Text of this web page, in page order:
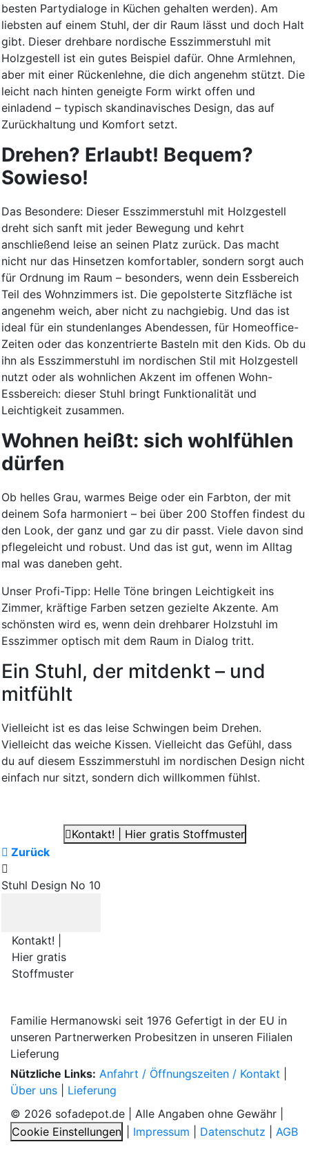
besten Partydialoge in Küchen gehalten werden). Am
liebsten auf einem Stuhl, der dir Raum lässt und doch Halt
gibt. Dieser drehbare nordische Esszimmerstuhl mit
Holzgestell ist ein gutes Beispiel dafür. Ohne Armlehnen,
aber mit einer Rückenlehne, die dich angenehm stützt. Die
leicht nach hinten geneigte Form wirkt offen und
einladend – typisch skandinavisches Design, das auf
Zurückhaltung und Komfort setzt.
Drehen? Erlaubt! Bequem?
Sowieso!
Das Besondere: Dieser Esszimmerstuhl mit Holzgestell
dreht sich sanft mit jeder Bewegung und kehrt
anschließend leise an seinen Platz zurück. Das macht
nicht nur das Hinsetzen komfortabler, sondern sorgt auch
für Ordnung im Raum – besonders, wenn dein Essbereich
Teil des Wohnzimmers ist. Die gepolsterte Sitzfläche ist
angenehm weich, aber nicht zu nachgiebig. Und das ist
ideal für ein stundenlanges Abendessen, für Homeoffice-
Zeiten oder das konzentrierte Basteln mit den Kids. Ob du
ihn als Esszimmerstuhl im nordischen Stil mit Holzgestell
nutzt oder als wohnlichen Akzent im offenen Wohn-
Essbereich: dieser Stuhl bringt Funktionalität und
Leichtigkeit zusammen.
Wohnen heißt: sich wohlfühlen
dürfen
Ob helles Grau, warmes Beige oder ein Farbton, der mit
deinem Sofa harmoniert – bei über 200 Stoffen findest du
den Look, der ganz und gar zu dir passt. Viele davon sind
pflegeleicht und robust. Und das ist gut, wenn im Alltag
mal was daneben geht.
Unser Profi-Tipp: Helle Töne bringen Leichtigkeit ins
Zimmer, kräftige Farben setzen gezielte Akzente. Am
schönsten wird es, wenn dein drehbarer Holzstuhl im
Esszimmer optisch mit dem Raum in Dialog tritt.
Ein Stuhl, der mitdenkt – und
mitfühlt
Vielleicht ist es das leise Schwingen beim Drehen.
Vielleicht das weiche Kissen. Vielleicht das Gefühl, dass
du auf diesem Esszimmerstuhl im nordischen Design nicht
einfach nur sitzt, sondern dich willkommen fühlst.
Kontakt! | Hier gratis Stoffmuster
Zurück
Stuhl Design No 10
Kontakt! |
Hier gratis
Stoffmuster
Familie Hermanowski seit 1976 Gefertigt in der EU in
unseren Partnerwerken Probesitzen in unseren Filialen
Lieferung
Nützliche Links: Anfahrt / Öffnungszeiten / Kontakt
Über uns
Lieferung
© 2026 sofadepot.de | Alle Angaben ohne Gewähr |
Cookie Einstellungen
Impressum Datenschutz AGB